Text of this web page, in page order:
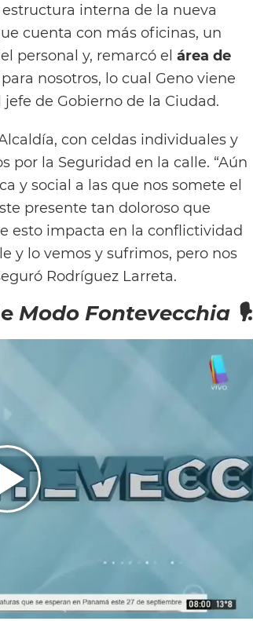
interna de la nueva
cuenta con más oficinas, un
personal y, remarcó el área de
nosotros, lo cual Geno viene
de Gobierno de la Ciudad.
con celdas individuales y
por la Seguridad en la calle. “Aún
y social a las que nos somete el
presente tan doloroso que
esto impacta en la conflictividad
y lo vemos y sufrimos, pero nos
Rodríguez Larreta.
Modo Fontevecchia 🎙: